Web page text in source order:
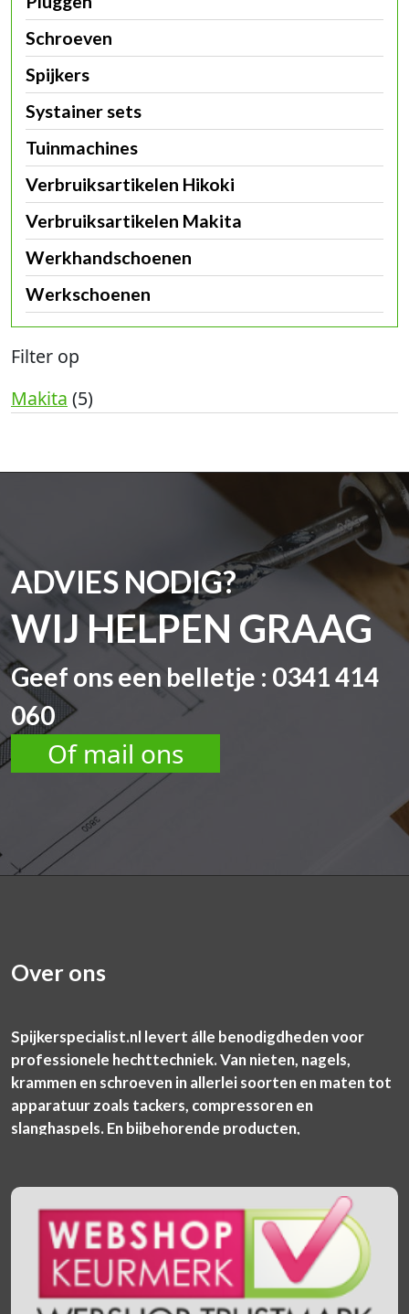
Schroeven
Spijkers
Systainer sets
Tuinmachines
Verbruiksartikelen Hikoki
Verbruiksartikelen Makita
Werkhandschoenen
Werkschoenen
Filter op
Makita (5)
ADVIES NODIG?
WIJ HELPEN GRAAG
Geef ons een belletje : 0341 414
060
Of mail ons
Over ons
Spijkerspecialist.nl levert álle benodigdheden voor
professionele hechttechniek. Van nieten, nagels,
krammen en schroeven in allerlei soorten en maten tot
apparatuur zoals tackers, compressoren en
slanghaspels. En bijbehorende producten,